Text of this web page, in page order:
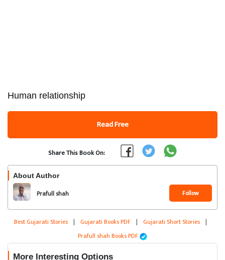
Human relationship
Read Free
Share This Book On:
About Author
Prafull shah Follow
Best Gujarati Stories | Gujarati Books PDF | Gujarati Short Stories |
Prafull shah Books PDF
More Interesting Options